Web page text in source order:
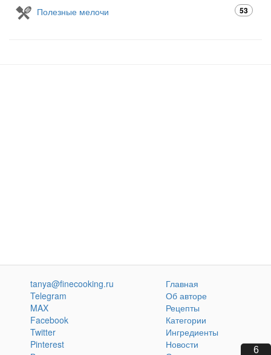
Полезные мелочи 53
5
tanya@finecooking.ru
Telegram
MAX
Facebook
Twitter
Pinterest
Главная
Об авторе
Рецепты
Категории
Ингредиенты
Новости